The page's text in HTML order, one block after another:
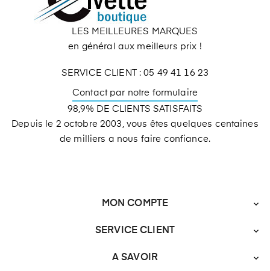
LES MEILLEURES MARQUES
en général aux meilleurs prix !
SERVICE CLIENT : 05 49 41 16 23
Contact par notre formulaire
98,9% DE CLIENTS SATISFAITS
Depuis le 2 octobre 2003, vous êtes quelques centaines
de milliers a nous faire confiance.
MON COMPTE 
SERVICE CLIENT 
A SAVOIR 